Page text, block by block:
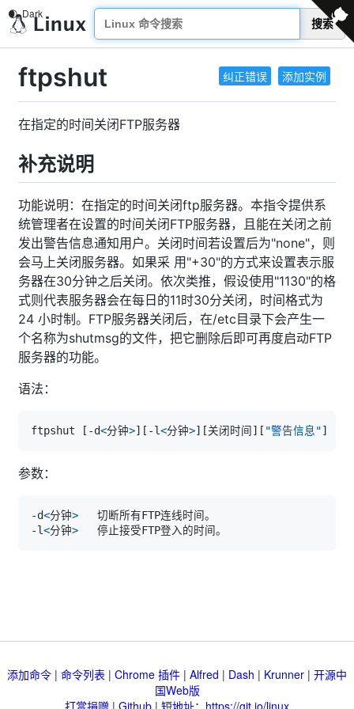
搜索
纠正错误 添加实例
ftpshut
在指定的时间关闭FTP服务器
补充说明
功能说明：在指定的时间关闭ftp服务器。本指令提供系
统管理者在设置的时间关闭FTP服务器，且能在关闭之前
发出警告信息通知用户。关闭时间若设置后为"none"，则
会马上关闭服务器。如果采 用"+30"的方式来设置表示服
务器在30分钟之后关闭。依次类推，假设使用"1130"的格
式则代表服务器会在每日的11时30分关闭，时间格式为
24 小时制。FTP服务器关闭后，在/etc目录下会产生一
个名称为shutmsg的文件，把它删除后即可再度启动FTP
服务器的功能。
语法：
ftpshut [ -d<分钟>] [ -l<分钟>] [关闭时间 ] [ "警告信息"]
参数：
-d<分钟>
-l<分钟>
添加命令 | 命令列表 | Chrome 插件 | Alfred | Dash | Krunner | 开源中
国Web版
打赏捐赠 | Github | 短地址：https://git.io/linux